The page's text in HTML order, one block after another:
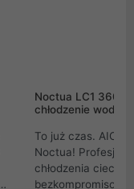
Noctua LC1
chłodzenie wodne
To już czas. AIO
Noctua!
chłodzenia cieczą